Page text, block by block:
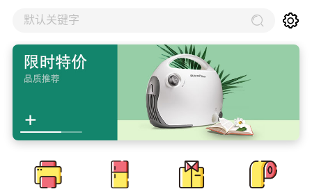
默认关键字